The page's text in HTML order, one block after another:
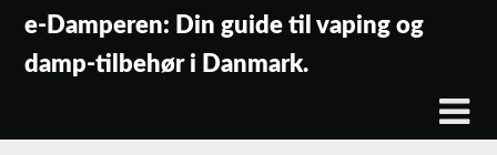
content
e-Damperen: Din guide til vaping og
damp-tilbehør i Danmark.